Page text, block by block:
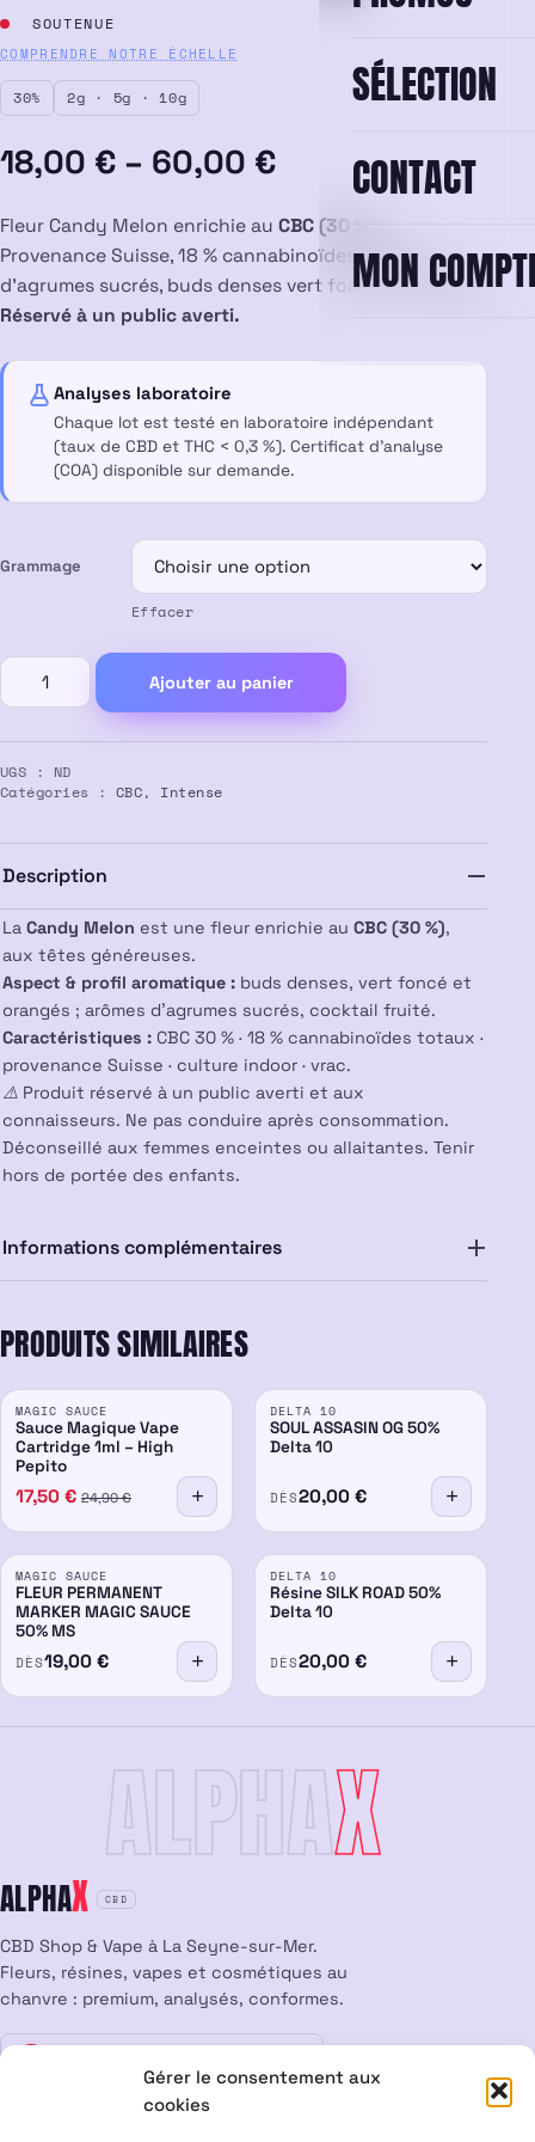
Gérer le consentement aux
cookies
SÉLECTION
CONTACT
MON
SOUTENUE
COMPRENDRE NOTRE ÉCHELLE
30% 2g · 5g · 10g
18,00 € – 60,00 €
Plage
de
prix :
18,00 €
à
60,00 €
Fleur Candy Melon enrichie au CBC (30 %)
Provenance Suisse, 18 % cannabinoïdes. Arômes
d’agrumes sucrés, buds denses vert foncé et orangés.
Réservé à un public averti.
Analyses laboratoire
Chaque lot est testé en laboratoire indépendant
(taux de CBD et THC < 0,3 %). Certificat d’analyse
(COA) disponible sur demande.
Grammage
Effacer
quantité
de
MELON
30%
CBC
Ajouter au panier
UGS : ND
Catégories : CBC, Intense
Description
La Candy Melon est une fleur enrichie au CBC (30 %),
aux têtes généreuses.
Aspect & profil aromatique : buds denses, vert foncé et
orangés ; arômes d’agrumes sucrés, cocktail fruité.
Caractéristiques : CBC 30 % · 18 % cannabinoïdes totaux ·
provenance Suisse · culture indoor · vrac.
⚠️ Produit réservé à un public averti et aux
connaisseurs. Ne pas conduire après consommation.
Déconseillé aux femmes enceintes ou allaitantes. Tenir
hors de portée des enfants.
Informations complémentaires
PRODUITS SIMILAIRES
MAGIC SAUCE
Sauce Magique Vape
Cartridge 1ml – High
Pepito
17,50 € 24,90€
50%
DELTA 10
SOUL ASSASIN OG 50%
Delta 10
DÈS20,00€
50%
MAGIC SAUCE
FLEUR PERMANENT
MARKER MAGIC SAUCE
50% MS
DÈS19,00€
50%
DELTA 10
Résine SILK ROAD 50%
Delta 10
DÈS20,00€
ALPHAX
ALPHAX CBD
CBD Shop & Vape à La Seyne-sur-Mer.
Fleurs, résines, vapes et cosmétiques au
chanvre : premium, analysés, conformes.